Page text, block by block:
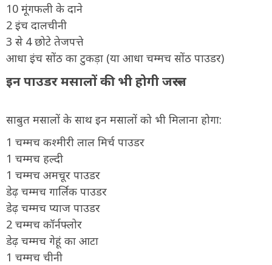
10 मूंगफली के दाने
2 इंच दालचीनी
3 से 4 छोटे तेजपत्ते
आधा इंच सोंठ का टुकड़ा (या आधा चम्मच सोंठ पाउडर)
इन पाउडर मसालों की भी होगी जरूरत
साबुत मसालों के साथ इन मसालों को भी मिलाना होगा:
1 चम्मच कश्मीरी लाल मिर्च पाउडर
1 चम्मच हल्दी
1 चम्मच अमचूर पाउडर
डेढ़ चम्मच गार्लिक पाउडर
डेढ़ चम्मच प्याज पाउडर
2 चम्मच कॉर्नफ्लोर
डेढ़ चम्मच गेहूं का आटा
1 चम्मच चीनी